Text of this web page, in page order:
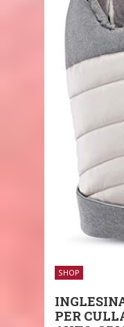
SHOP
PER